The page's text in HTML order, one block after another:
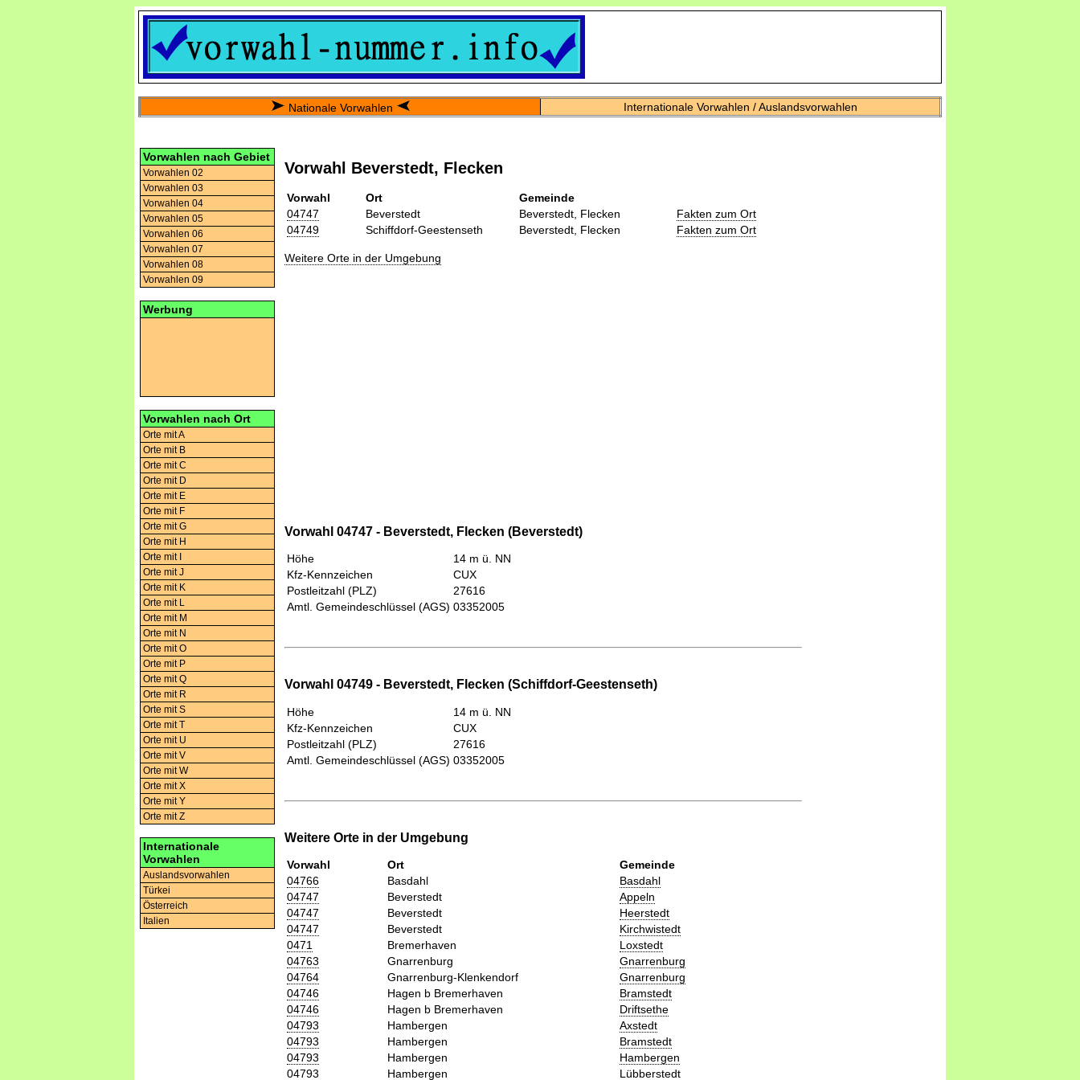
Nationale Vorwahlen Internationale Vorwahlen / Auslandsvorwahlen
Vorwahlen nach Gebiet
Vorwahlen 02
Vorwahlen 03
Vorwahlen 04
Vorwahlen 05
Vorwahlen 06
Vorwahlen 07
Vorwahlen 08
Vorwahlen 09
Werbung
Vorwahlen nach Ort
Orte mit A
Orte mit B
Orte mit C
Orte mit D
Orte mit E
Orte mit F
Orte mit G
Orte mit H
Orte mit I
Orte mit J
Orte mit K
Orte mit L
Orte mit M
Orte mit N
Orte mit O
Orte mit P
Orte mit Q
Orte mit R
Orte mit S
Orte mit T
Orte mit U
Orte mit V
Orte mit W
Orte mit X
Orte mit Y
Orte mit Z
Internationale
Vorwahlen
Auslandsvorwahlen
Türkei
Österreich
Italien
Vorwahl Beverstedt, Flecken
Vorwahl Ort
Gemeinde
04747
Beverstedt Beverstedt, Flecken
Fakten zum Ort
04749
Schiffdorf-Geestenseth Beverstedt, Flecken Fakten zum Ort
Weitere Orte in der Umgebung
Vorwahl 04747 - Beverstedt, Flecken (Beverstedt)
Höhe
14 m ü. NN
Kfz-Kennzeichen
CUX
Postleitzahl (PLZ)
27616
Amtl. Gemeindeschlüssel (AGS) 03352005
Vorwahl 04749 - Beverstedt, Flecken (Schiffdorf-Geestenseth)
Höhe
14 m ü. NN
Kfz-Kennzeichen
CUX
Postleitzahl (PLZ)
27616
Amtl. Gemeindeschlüssel (AGS) 03352005
Weitere Orte in der Umgebung
Vorwahl Ort
Gemeinde
04766
Basdahl
Basdahl
04747
Beverstedt
Appeln
04747
Beverstedt
Heerstedt
04747
Beverstedt
Kirchwistedt
0471
Bremerhaven
Loxstedt
04763
Gnarrenburg
Gnarrenburg
04764
Gnarrenburg-Klenkendorf
Gnarrenburg
04746
Hagen b Bremerhaven
Bramstedt
04746
Hagen b Bremerhaven
Driftsethe
04793
Hambergen
Axstedt
04793
Hambergen
Bramstedt
04793
Hambergen
Hambergen
04793
Hambergen Lübberstedt